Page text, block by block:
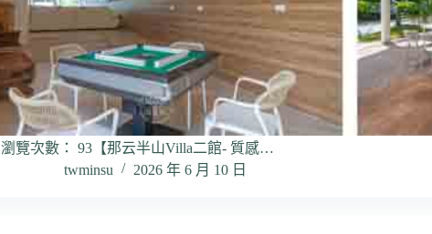
瀏覽次數： 93【那云半山Villa二館- 質感…
twminsu
2026 年 6 月 10 日